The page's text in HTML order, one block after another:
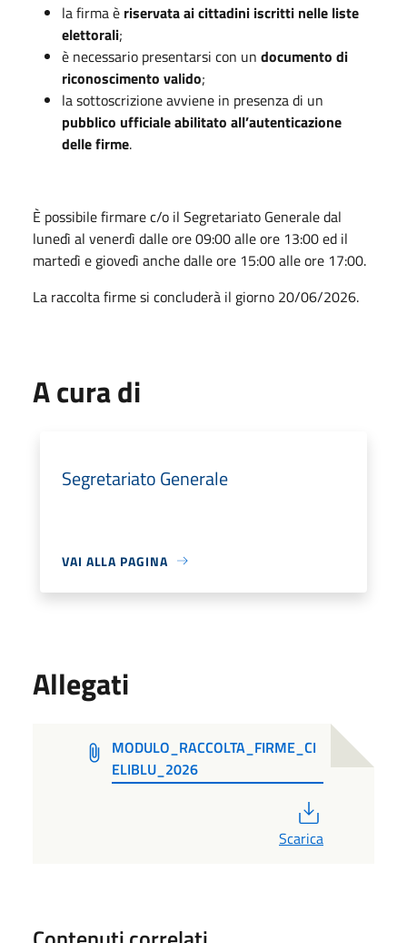
la firma è riservata ai cittadini iscritti nelle liste
elettorali;
è necessario presentarsi con un documento di
riconoscimento valido;
la sottoscrizione avviene in presenza di un
pubblico ufficiale abilitato all’autenticazione
delle firme.
È possibile firmare c/o il Segretariato Generale dal
lunedì al venerdì dalle ore 09:00 alle ore 13:00 ed il
martedì e giovedì anche dalle ore 15:00 alle ore 17:00.
La raccolta firme si concluderà il giorno 20/06/2026.
A cura di
Segretariato Generale
VAI ALLA PAGINA
Allegati
MODULO_RACCOLTA_FIRME_CI
ELIBLU_2026
Scarica